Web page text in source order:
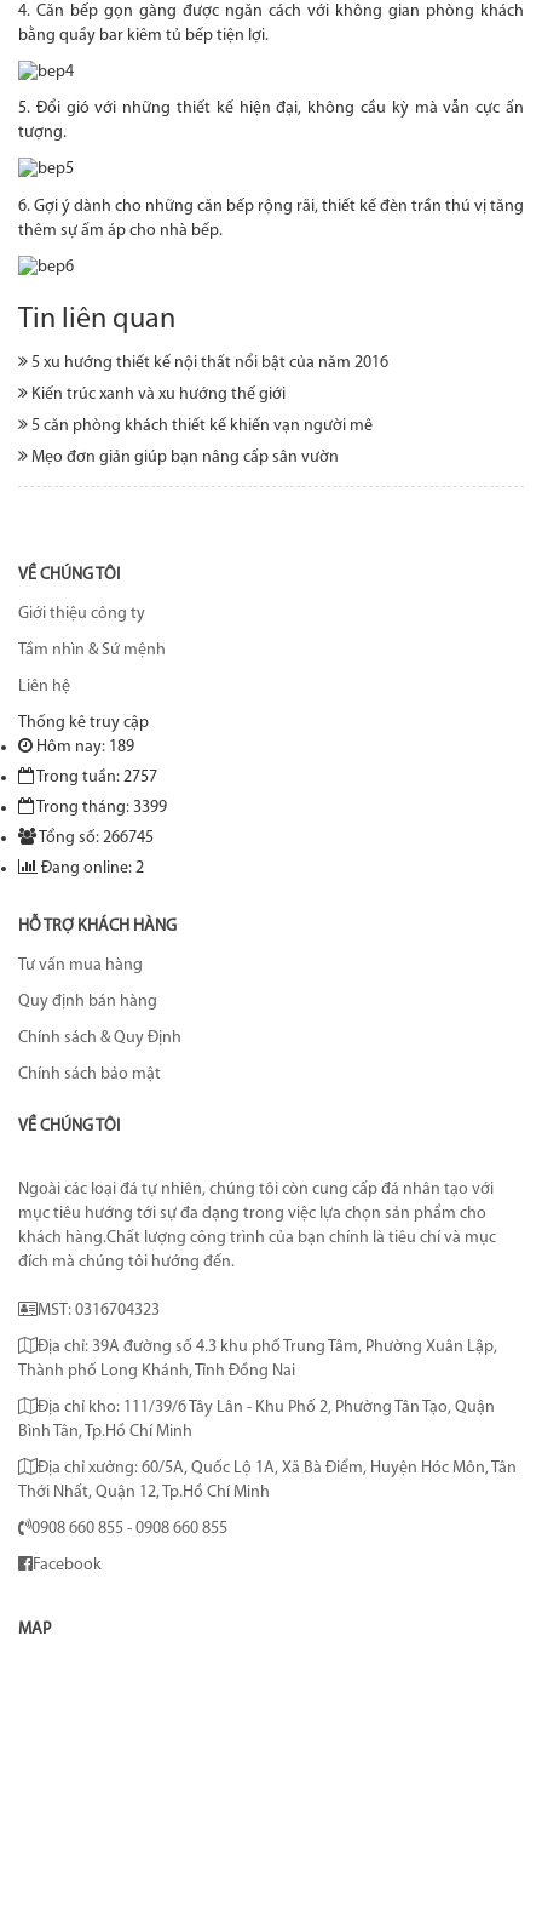
4. Căn bếp gọn gàng được ngăn cách với không gian phòng khách
bằng quầy bar kiêm tủ bếp tiện lợi.
5. Đổi gió với những thiết kế hiện đại, không cầu kỳ mà vẫn cực ấn
tượng.
6. Gợi ý dành cho những căn bếp rộng rãi, thiết kế đèn trần thú vị tăng
thêm sự ấm áp cho nhà bếp.
Tin liên quan
5 xu hướng thiết kế nội thất nổi bật của năm 2016
Kiến trúc xanh và xu hướng thế giới
5 căn phòng khách thiết kế khiến vạn người mê
Mẹo đơn giản giúp bạn nâng cấp sân vườn
VỀ CHÚNG TÔI
Giới thiệu công ty
Tầm nhìn & Sứ mệnh
Liên hệ
Thống kê truy cập
Hôm nay: 189
Trong tuần: 2757
Trong tháng: 3399
Tổng số: 266745
Đang online: 2
HỖ TRỢ KHÁCH HÀNG
Tư vấn mua hàng
Quy định bán hàng
Chính sách & Quy Định
Chính sách bảo mật
VỀ CHÚNG TÔI
Ngoài các loại đá tự nhiên, chúng tôi còn cung cấp đá nhân tạo với
mục tiêu hướng tới sự đa dạng trong việc lựa chọn sản phẩm cho
khách hàng.Chất lượng công trình của bạn chính là tiêu chí và mục
đích mà chúng tôi hướng đến.
MST: 0316704323
Địa chỉ: 39A đường số 4.3 khu phố Trung Tâm, Phường Xuân Lập,
Thành phố Long Khánh, Tỉnh Đồng Nai
Địa chỉ kho: 111/39/6 Tây Lân - Khu Phố 2, Phường Tân Tạo, Quận
Bình Tân, Tp.Hồ Chí Minh
Địa chỉ xưởng: 60/5A, Quốc Lộ 1A, Xã Bà Điểm, Huyện Hóc Môn, Tân
Thới Nhất, Quận 12, Tp.Hồ Chí Minh
0908 660 855 - 0908 660 855
Facebook
MAP